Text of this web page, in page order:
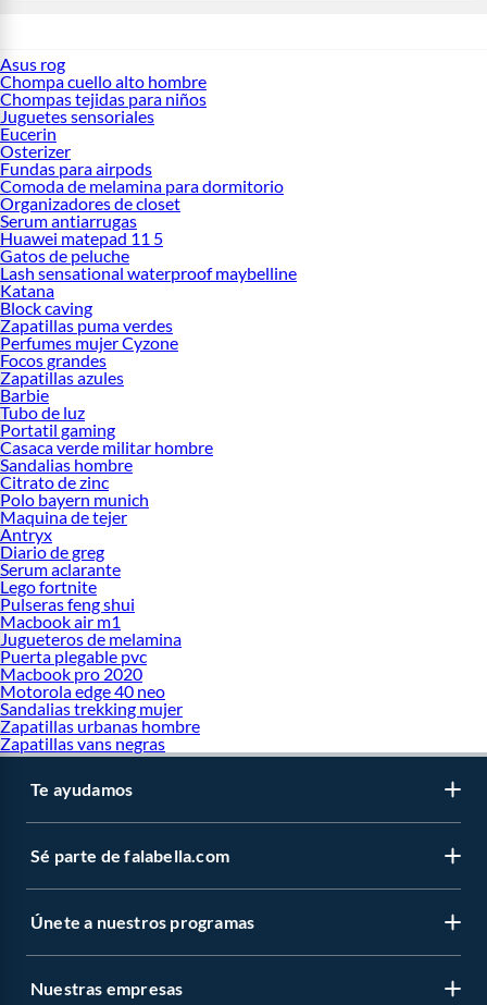
Asus rog
Chompa cuello alto hombre
Chompas tejidas para niños
Juguetes sensoriales
Eucerin
Osterizer
Fundas para airpods
Comoda de melamina para dormitorio
Organizadores de closet
Serum antiarrugas
Huawei matepad 11 5
Gatos de peluche
Lash sensational waterproof maybelline
Katana
Block caving
Zapatillas puma verdes
Perfumes mujer Cyzone
Focos grandes
Zapatillas azules
Barbie
Tubo de luz
Portatil gaming
Casaca verde militar hombre
Sandalias hombre
Citrato de zinc
Polo bayern munich
Maquina de tejer
Antryx
Diario de greg
Serum aclarante
Lego fortnite
Pulseras feng shui
Macbook air m1
Jugueteros de melamina
Puerta plegable pvc
Macbook pro 2020
Motorola edge 40 neo
Sandalias trekking mujer
Zapatillas urbanas hombre
Zapatillas vans negras
Te ayudamos
Sé parte de falabella.com
Únete a nuestros programas
Nuestras empresas